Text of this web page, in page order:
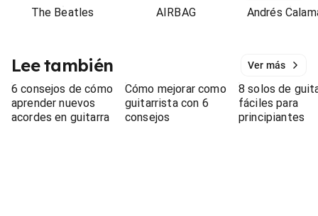
The Beatles AIRBAG Andrés
Lee también Ver más
6 consejos de cómo
aprender nuevos
acordes en guitarra
Cómo mejorar como
guitarrista con 6
consejos
8 solos de
fáciles para
principiantes